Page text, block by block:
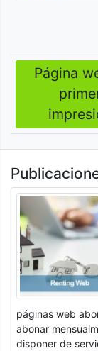
entradas
Página
páginas web
abonar
disponer de